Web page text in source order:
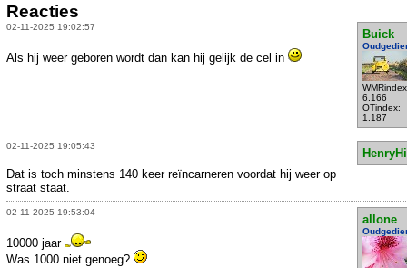
Reacties
02-11-2025 19:02:57
Buick
6.166
OTindex:
1.187
Als hij weer geboren wordt dan kan hij gelijk de cel in
02-11-2025 19:05:43
Dat is toch minstens 140 keer reïncarneren voordat hij weer op
straat staat.
02-11-2025 19:53:04
allone
10000 jaar
Was 1000 niet genoeg?